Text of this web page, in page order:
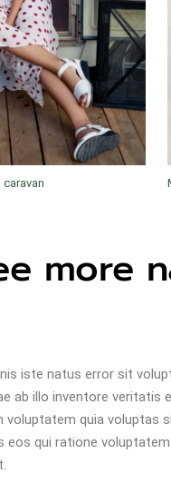
more
iste natus error sit
ab illo inventore
voluptatem quia
eos qui ratione